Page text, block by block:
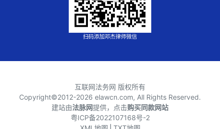
扫码添加邓杰律师微信
互联网法务网 版权所有
Copyright©2012-2026 elawcn.com, All Rights Reserved.
建站由法脉网提供，点击购买同款网站
粤ICP备2022107168号-2